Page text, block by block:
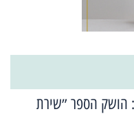
הושק הספר ״שירת